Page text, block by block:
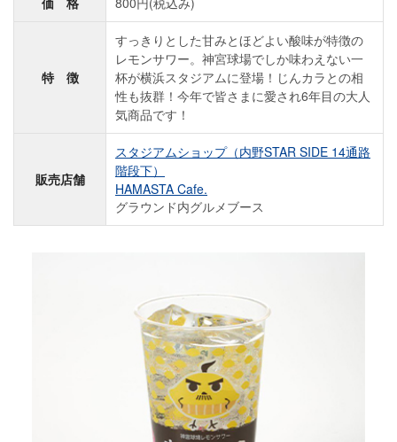
特 徴
すっきりとした甘みとほどよい酸味が特徴の
レモンサワー。神宮球場でしか味わえない一
杯が横浜スタジアムに登場！じんカラとの相
性も抜群！今年で皆さまに愛され6年目の大人
気商品です！
販売店舗
スタジアムショップ（内野STAR SIDE 14通路
階段下）
HAMASTA Cafe.
グラウンド内グルメブース